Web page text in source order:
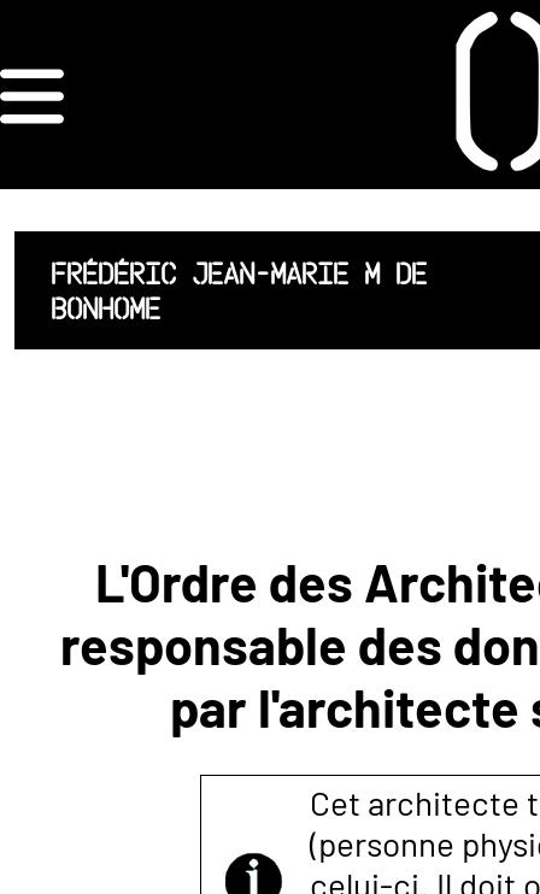
ORDRE DES
ARCHITECTES
ACCUEIL
LISTE DES
NOUS
CONTACTER
FRÉDÉRIC JEAN-MARIE M DE
BONHOME
L'Ordre des
responsable des
par l'architecte
Cet architecte
(personne
celui-ci. Il doit